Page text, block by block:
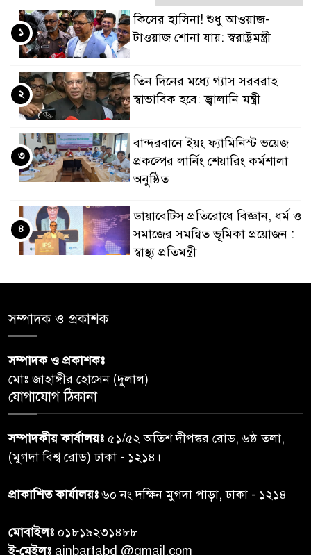
কিসের হাসিনা! শুধু আওয়াজ-
টাওয়াজ শোনা যায়: স্বরাষ্ট্রমন্ত্রী
১
তিন দিনের মধ্যে গ্যাস সরবরাহ
স্বাভাবিক হবে: জ্বালানি মন্ত্রী
২
বান্দরবানে ইয়ং ফ্যামিনিস্ট ভয়েজ
প্রকল্পের লার্নিং শেয়ারিং কর্মশালা
অনুষ্ঠিত
৩
ডায়াবেটিস প্রতিরোধে বিজ্ঞান, ধর্ম ও
সমাজের সমন্বিত ভূমিকা প্রয়োজন :
স্বাস্থ্য প্রতিমন্ত্রী
৪
তদন্ত শেষ পর্যায়ে, দ্রুত চার্জশিট
৬
ঝড়বৃষ্টির পূর্বাভাস
৭
প্রধানমন্ত্রীর সঙ্গে দেখা করে স্বপ্নপূরণ
অনুশ্রীর, মিলল হারমোনিয়াম
৮
সম্পাদক ও প্রকাশক
সম্পাদক ও প্রকাশকঃ
মোঃ জাহাঙ্গীর হোসেন (দুলাল)
যোগাযোগ ঠিকানা
সম্পাদকীয় কার্যালয়ঃ ৫১/৫২ অতিশ দীপঙ্কর রোড, ৬ষ্ঠ তলা,
(মুগদা বিশ্ব রোড) ঢাকা - ১২১৪।
প্রাকাশিত কার্যালয়ঃ৬০ নং দক্ষিন মুগদা পাড়া, ঢাকা - ১২১৪
মোবাইলঃ ০১৮১৯২৩১৪৮৮
ই-মেইলঃ ainbartabd @gmail.com